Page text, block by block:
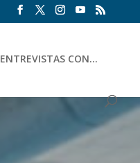
ENTREVISTAS CON…